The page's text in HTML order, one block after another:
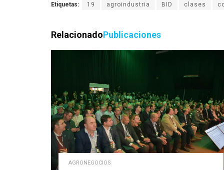
Etiquetas: 19 agroindustria BID clases
RelacionadoPublicaciones
AGRONEGOCIOS